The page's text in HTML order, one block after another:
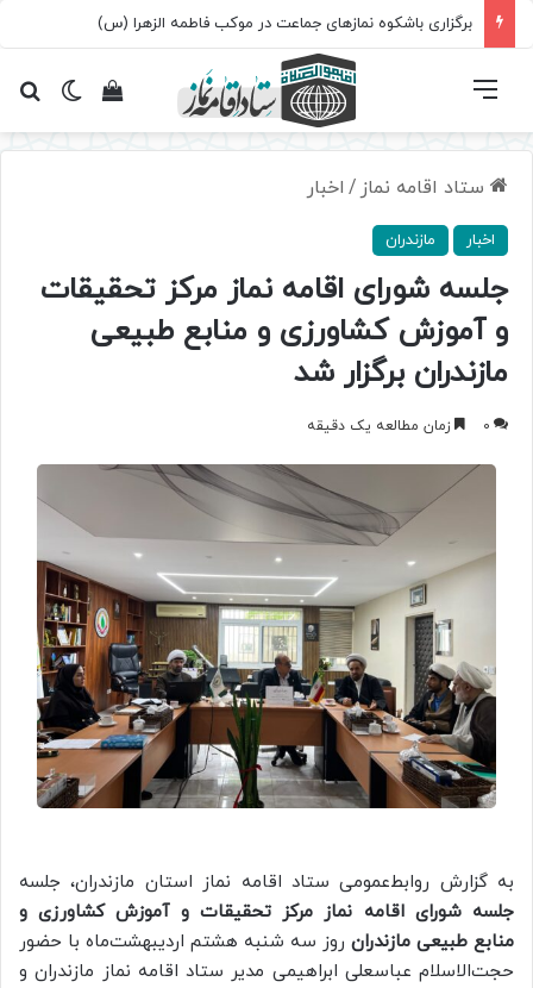
برگزاری باشکوه نمازهای جماعت در موکب فاطمه الزهرا (س)
تغییرمشاهده فهرست
ستاد اقامه نماز / اخبار
اخبار مازندران
جلسه شورای اقامه نماز مرکز تحقیقات
و آموزش کشاورزی و منابع طبیعی
مازندران برگزار شد
0 زمان مطالعه یک دقیقه
به گزارش روابط‌عمومی ستاد اقامه نماز استان مازندران، جلسه
جلسه شورای اقامه نماز مرکز تحقیقات و آموزش کشاورزی و
منابع طبیعی مازندران روز سه شنبه هشتم اردیبهشت‌ماه با حضور
حجت‌الاسلام عباسعلی ابراهیمی مدیر ستاد اقامه نماز مازندران و